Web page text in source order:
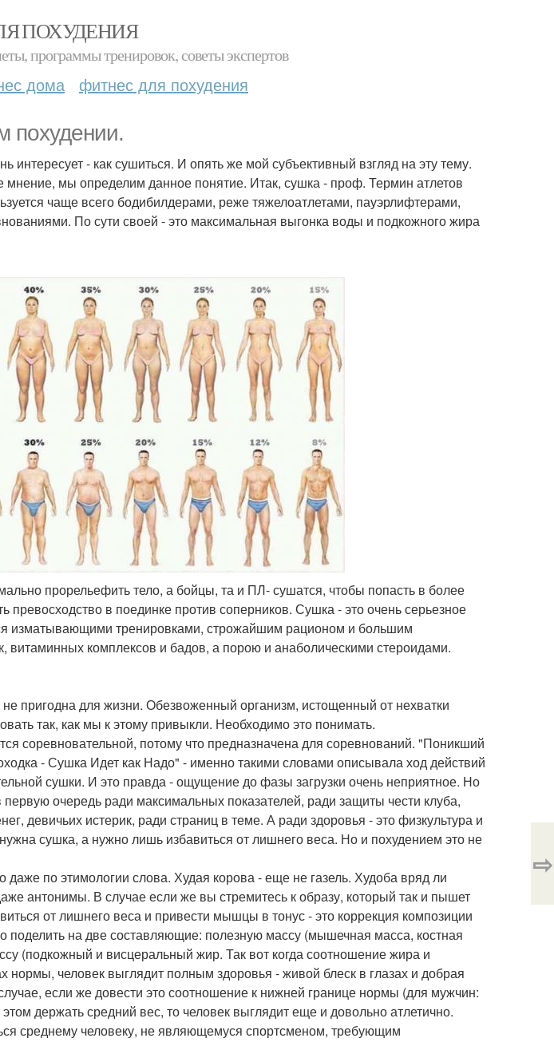
ПОХУДЕНИЯ
программы тренировок, советы экспертов
дома фитнес для похудения
похудении.
интересует - как сушиться. И опять же мой субъективный взгляд на эту тему.
мы определим данное понятие. Итак, сушка - проф. Термин атлетов
чаще всего бодибилдерами, реже тяжелоатлетами, пауэрлифтерами,
По сути своей - это максимальная выгонка воды и подкожного жира
прорельефить тело, а бойцы, та и ПЛ- сушатся, чтобы попасть в более
превосходство в поединке против соперников. Сушка - это очень серьезное
изматывающими тренировками, строжайшим рационом и большим
витаминных комплексов и бадов, а порою и анаболическими стероидами.
пригодна для жизни. Обезвоженный организм, истощенный от нехватки
так, как мы к этому привыкли. Необходимо это понимать.
соревновательной, потому что предназначена для соревнований. "Поникший
- Сушка Идет как Надо" - именно такими словами описывала ход действий
сушки. И это правда - ощущение до фазы загрузки очень неприятное. Но
первую очередь ради максимальных показателей, ради защиты чести клуба,
девичьих истерик, ради страниц в теме. А ради здоровья - это физкультура и
сушка, а нужно лишь избавиться от лишнего веса. Но и похудением это не
даже по этимологии слова. Худая корова - еще не газель. Худоба вряд ли
антонимы. В случае если же вы стремитесь к образу, который так и пышет
от лишнего веса и привести мышцы в тонус - это коррекция композиции
поделить на две составляющие: полезную массу (мышечная масса, костная
(подкожный и висцеральный жир. Так вот когда соотношение жира и
нормы, человек выглядит полным здоровья - живой блеск в глазах и добрая
если же довести это соотношение к нижней границе нормы (для мужчин:
держать средний вес, то человек выглядит еще и довольно атлетично.
среднему человеку, не являющемуся спортсменом, требующим
⇨